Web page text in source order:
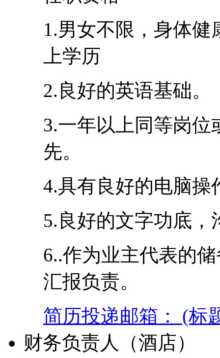
1.男女不限，身体
上学历
2.良好的英语基础。
3.一年以上同等岗
先。
4.具有良好的电脑操
5.良好的文字功底
6..作为业主代表的
汇报负责。
简历投递邮箱： (标
财务负责人（酒店）